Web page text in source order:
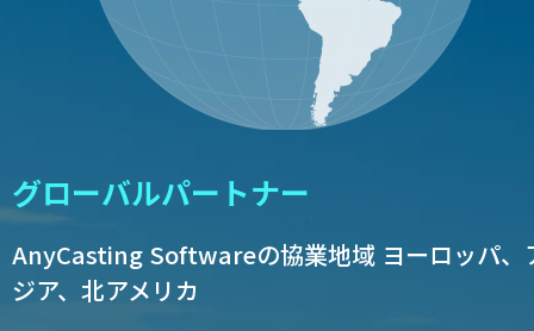
グローバルパートナー
AnyCasting Softwareの協業地域ヨーロッパ、
ジア、北アメリカ